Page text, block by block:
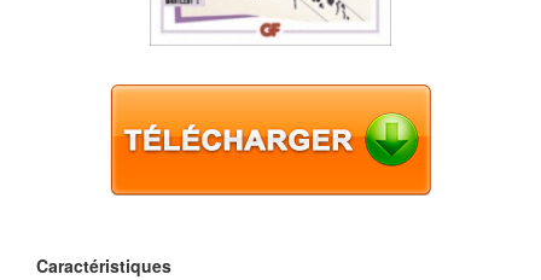
Caractéristiques